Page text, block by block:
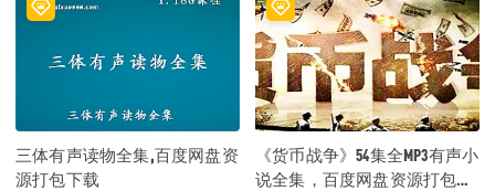
三体有声读物全集,百度网盘资
源打包下载
《货币战争》54集全MP3有声小
说全集，百度网盘资源打包下